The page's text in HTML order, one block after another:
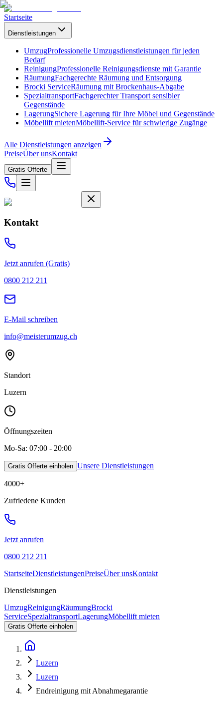
Startseite
Dienstleistungen
UmzugProfessionelle Umzugsdienstleistungen für jeden
Bedarf
ReinigungProfessionelle Reinigungsdienste mit Garantie
RäumungFachgerechte Räumung und Entsorgung
Brocki ServiceRäumung mit Brockenhaus-Abgabe
SpezialtransportFachgerechter Transport sensibler
Gegenstände
LagerungSichere Lagerung für Ihre Möbel und Gegenstände
Möbellift mietenMöbellift-Service für schwierige Zugänge
Alle Dienstleistungen anzeigen
PreiseÜber unsKontakt
Gratis Offerte
Kontakt
Jetzt anrufen (Gratis)
0800 212 211
E-Mail schreiben
info@meisterumzug.ch
Standort
Luzern
Öffnungszeiten
Mo-Sa: 07:00 - 20:00
Gratis Offerte einholen Unsere Dienstleistungen
4000+
Zufriedene Kunden
Jetzt anrufen
0800 212 211
StartseiteDienstleistungenPreiseÜber unsKontakt
Dienstleistungen
UmzugReinigungRäumungBrocki
ServiceSpezialtransportLagerungMöbellift mieten
Gratis Offerte einholen
Luzern
Luzern
Endreinigung mit Abnahmegarantie